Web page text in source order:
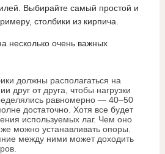
Выбирайте самый простой и
столбики из кирпича.
несколько очень важных
должны располагаться на
друг от друга, чтобы нагрузки
равномерно — 40–50
достаточно. Хотя все будет
используемых лаг. Чем оно
можно устанавливать опоры.
между ними может доходить